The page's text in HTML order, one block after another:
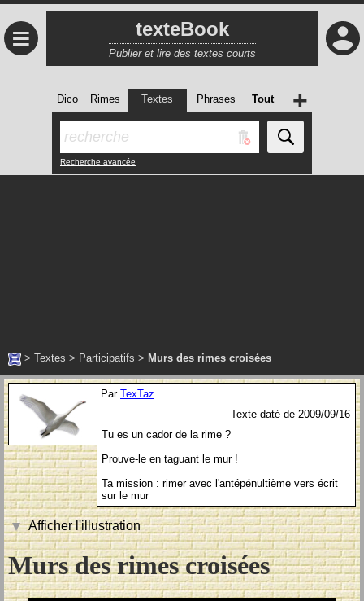
≡ texteBook
Publier et lire des textes courts
Dico Rimes Textes Phrases Tout
Recherche avancée
+
> Textes > Participatifs > Murs des rimes croisées
Par TexTaz
Texte daté de 2009/09/16
Tu es un cador de la rime ?
Prouve-le en taguant le mur !
Ta mission : rimer avec l'antépénultième vers écrit
sur le mur
Afficher l'illustration
Murs des rimes croisées